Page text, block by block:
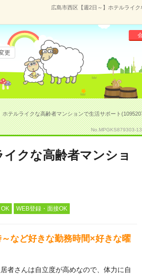
広島市西区【週2日～】ホテルライ
更
ホテルライクな高齢者マンションで生活サポート
No.MPGKS879303-13
クな高齢者マンショ
WEB登録・面接OK
など好きな勤務時間×好きな曜
者さんは自立度が高めなので、体力に自